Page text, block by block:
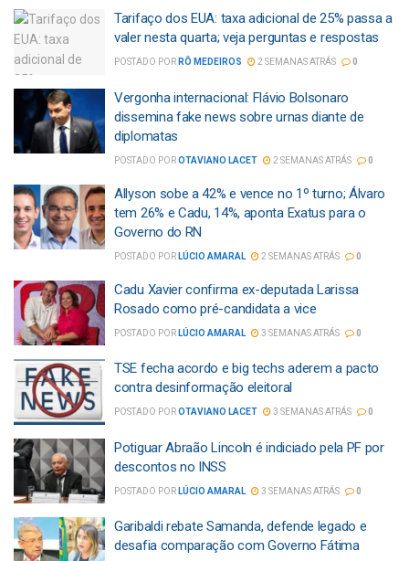
Tarifaço dos EUA: taxa adicional de 25% passa a
valer nesta quarta; veja perguntas e respostas
POSTADO POR RÔ MEDEIROS 2 SEMANAS ATRÁS 0
Vergonha internacional: Flávio Bolsonaro
dissemina fake news sobre urnas diante de
diplomatas
POSTADO POROTAVIANO LACET 2 SEMANAS ATRÁS 0
Allyson sobe a 42% e vence no 1º turno; Álvaro
tem 26% e Cadu, 14%, aponta Exatus para o
Governo do RN
POSTADO POR LÚCIO AMARAL 2 SEMANAS ATRÁS 0
Cadu Xavier confirma ex-deputada Larissa
Rosado como pré-candidata a vice
POSTADO POR LÚCIO AMARAL 3 SEMANAS ATRÁS 0
TSE fecha acordo e big techs aderem a pacto
contra desinformação eleitoral
POSTADO POROTAVIANO LACET 3 SEMANAS ATRÁS 0
Potiguar Abraão Lincoln é indiciado pela PF por
descontos no INSS
POSTADO POR LÚCIO AMARAL 3 SEMANAS ATRÁS 0
Garibaldi rebate Samanda, defende legado e
desafia comparação com Governo Fátima